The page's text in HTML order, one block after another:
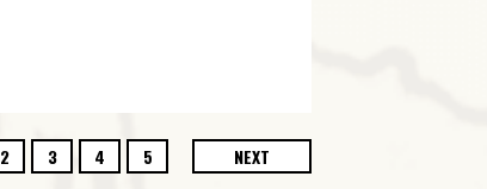
2 3 4 5 NEXT